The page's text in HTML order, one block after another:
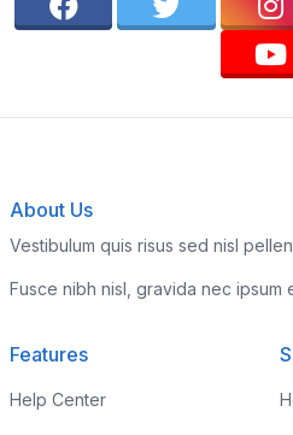
About Us
Vestibulum quis risus sed nisl
Fusce nibh nisl, gravida nec ipsum
Features
Help Center